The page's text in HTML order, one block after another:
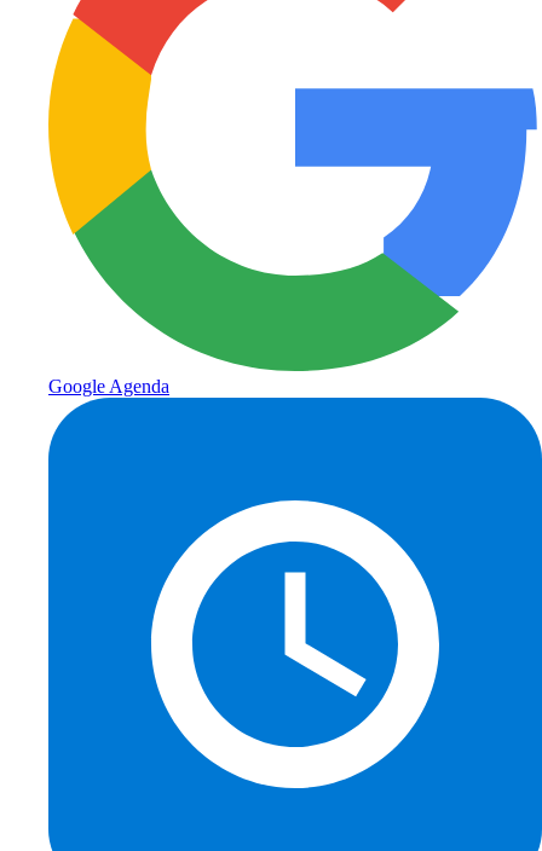
Google Agenda